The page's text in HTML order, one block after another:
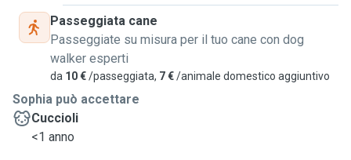
Passeggiata cane
Passeggiate su misura per il tuo cane con dog
walker esperti
da 10 €/passeggiata, 7 €/animale domestico aggiuntivo
Sophia può accettare
Cuccioli
<1 anno